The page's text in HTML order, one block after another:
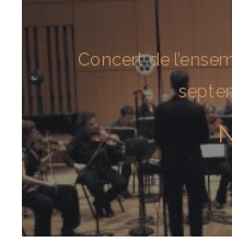
Concert de